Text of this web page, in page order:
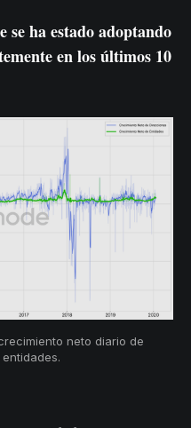
se ha estado adoptando
en los últimos 10
neto diario de